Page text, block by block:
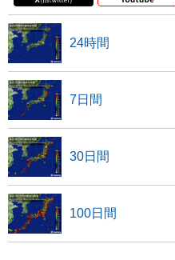
24時間
7日間
30日間
100日間